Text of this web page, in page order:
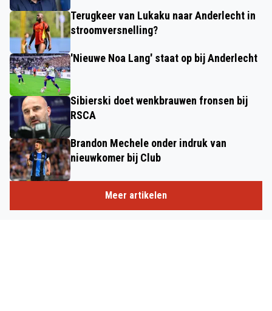
Terugkeer van Lukaku naar Anderlecht in
stroomversnelling?
'Nieuwe Noa Lang' staat op bij Anderlecht
Sibierski doet wenkbrauwen fronsen bij
RSCA
Brandon Mechele onder indruk van
nieuwkomer bij Club
Meer artikelen